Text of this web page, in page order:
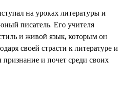
на уроках литературы и
писатель. Его учителя
и живой язык, которым он
своей страсти к литературе и
и почет среди своих